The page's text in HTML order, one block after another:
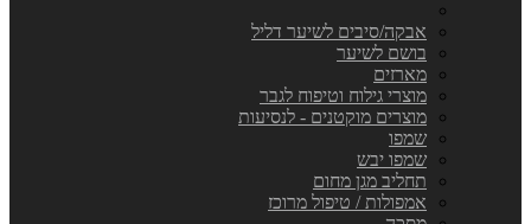
אבקה/סיבים לשיער דליל
בושם לשיער
מארזים
מוצרי גילוח וטיפוח לגבר
מוצרים מוקטנים - לנסיעות
שמפו
שמפו יבש
תחליב מגן מחום
אמפולות / טיפול מרוכז